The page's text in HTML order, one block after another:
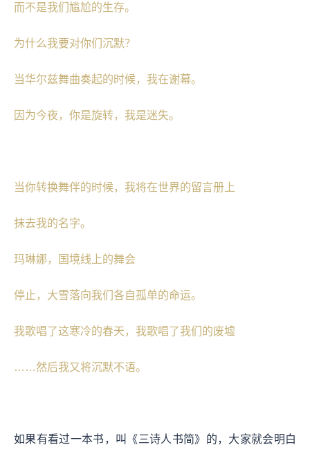
而不是我们尴尬的生存。
为什么我要对你们沉默？
当华尔兹舞曲奏起的时候，我在谢幕。
因为今夜，你是旋转，我是迷失。
当你转换舞伴的时候，我将在世界的留言册上
抹去我的名字。
玛琳娜，国境线上的舞会
停止，大雪落向我们各自孤单的命运。
我歌唱了这寒冷的春天，我歌唱了我们的废墟
……然后我又将沉默不语。
如果有看过一本书，叫《三诗人书简》的，大家就会明白